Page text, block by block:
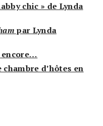
chic » de Lynda
par Lynda
encore…
chambre d’hôtes en